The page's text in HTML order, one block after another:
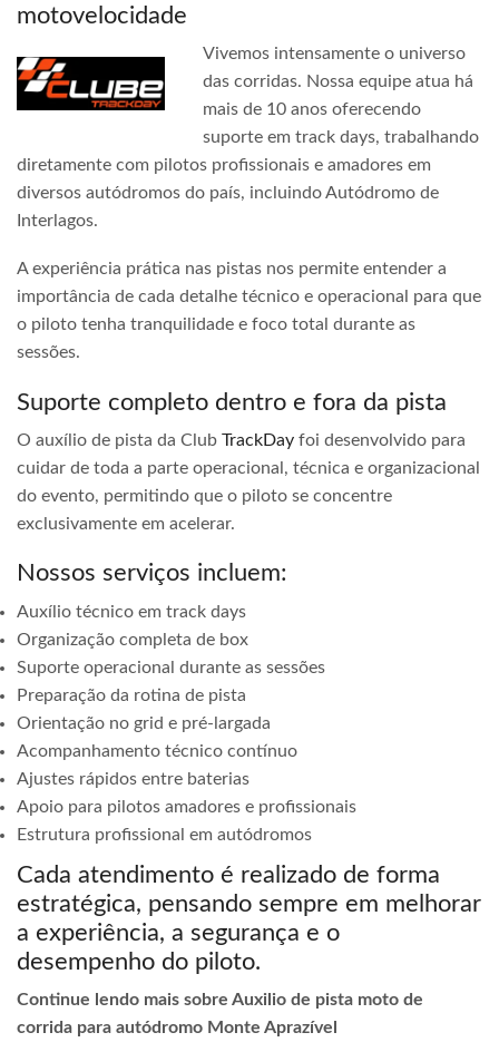
motovelocidade
Vivemos intensamente o universo
das corridas. Nossa equipe atua há
mais de 10 anos oferecendo
suporte em track days, trabalhando
diretamente com pilotos profissionais e amadores em
diversos autódromos do país, incluindo Autódromo de
Interlagos.
A experiência prática nas pistas nos permite entender a
importância de cada detalhe técnico e operacional para que
o piloto tenha tranquilidade e foco total durante as
sessões.
Suporte completo dentro e fora da pista
O auxílio de pista da Club TrackDay foi desenvolvido para
cuidar de toda a parte operacional, técnica e organizacional
do evento, permitindo que o piloto se concentre
exclusivamente em acelerar.
Nossos serviços incluem:
Auxílio técnico em track days
Organização completa de box
Suporte operacional durante as sessões
Preparação da rotina de pista
Orientação no grid e pré-largada
Acompanhamento técnico contínuo
Ajustes rápidos entre baterias
Apoio para pilotos amadores e profissionais
Estrutura profissional em autódromos
Cada atendimento é realizado de forma
estratégica, pensando sempre em melhorar
a experiência, a segurança e o
desempenho do piloto.
Continue lendo mais sobre Auxilio de pista moto de
corrida para autódromo Monte Aprazível